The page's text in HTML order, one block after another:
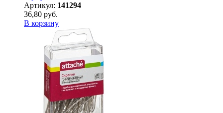
Артикул: 141294
36,80 руб.
В корзину